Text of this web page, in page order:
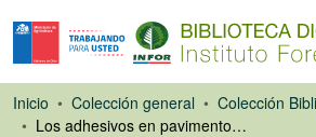
Inicio Colección general
Colección
Los adhesivos en pavimentos de madera